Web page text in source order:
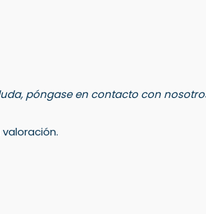
póngase en contacto con